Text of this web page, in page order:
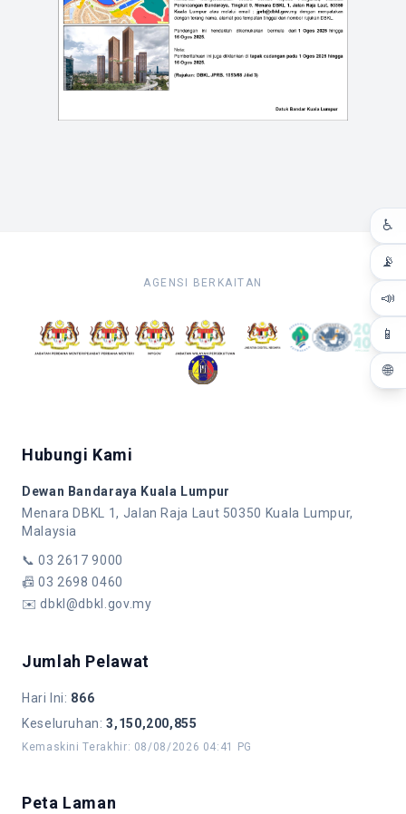
♿
📡
📣
📱
🌐
AGENSI BERKAITAN
Hubungi Kami
Dewan Bandaraya Kuala Lumpur
Menara DBKL 1, Jalan Raja Laut 50350 Kuala Lumpur,
Malaysia
📞03 2617 9000
📠03 2698 0460
✉️dbkl@dbkl.gov.my
Jumlah Pelawat
Hari Ini: 866
Keseluruhan:3,150,200,855
Kemaskini Terakhir: 08/08/2026 04:41 PG
Peta Laman